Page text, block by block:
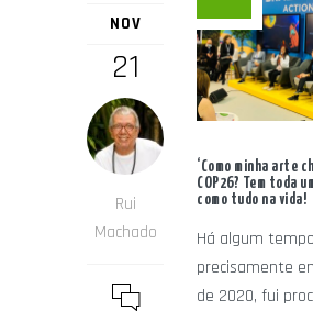
NOV
21
Rui
Machado
‘Como minha arte
COP26? Tem toda
como tudo na vida!
Há algum
precisamente
de 2020, fui